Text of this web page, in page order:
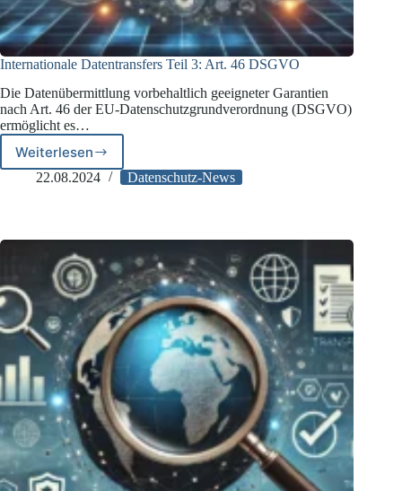
Internationale Datentransfers Teil 3: Art. 46 DSGVO
Die Datenübermittlung vorbehaltlich geeigneter Garantien
nach Art. 46 der EU-Datenschutzgrundverordnung (DSGVO)
ermöglicht es…
WeiterlesenInternationale
Datentransfers
46
DSGVO
22.08.2024 Datenschutz-News